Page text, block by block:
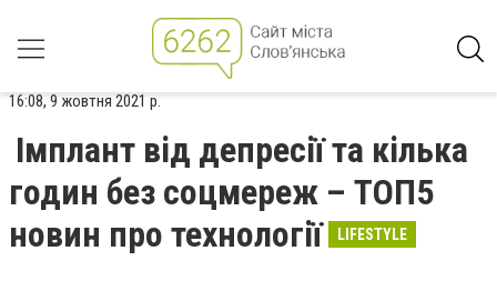
16:08, 9 жовтня 2021 р.
Імплант від депресії та кілька
годин без соцмереж – ТОП5
новин про технології
LIFESTYLE